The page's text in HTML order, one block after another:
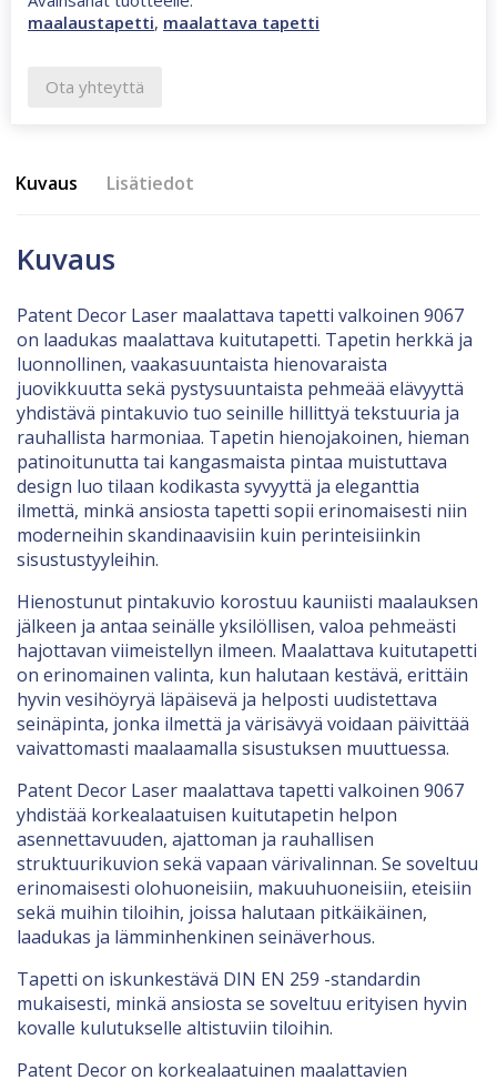
maalaustapetti, maalattava tapetti
Ota yhteyttä
Kuvaus Lisätiedot
Kuvaus
Patent Decor Laser maalattava tapetti valkoinen 9067
on laadukas maalattava kuitutapetti. Tapetin herkkä ja
luonnollinen, vaakasuuntaista hienovaraista
juovikkuutta sekä pystysuuntaista pehmeää elävyyttä
yhdistävä pintakuvio tuo seinille hillittyä tekstuuria ja
rauhallista harmoniaa. Tapetin hienojakoinen, hieman
patinoitunutta tai kangasmaista pintaa muistuttava
design luo tilaan kodikasta syvyyttä ja eleganttia
ilmettä, minkä ansiosta tapetti sopii erinomaisesti niin
moderneihin skandinaavisiin kuin perinteisiinkin
sisustustyyleihin.
Hienostunut pintakuvio korostuu kauniisti maalauksen
jälkeen ja antaa seinälle yksilöllisen, valoa pehmeästi
hajottavan viimeistellyn ilmeen. Maalattava kuitutapetti
on erinomainen valinta, kun halutaan kestävä, erittäin
hyvin vesihöyryä läpäisevä ja helposti uudistettava
seinäpinta, jonka ilmettä ja värisävyä voidaan päivittää
vaivattomasti maalaamalla sisustuksen muuttuessa.
Patent Decor Laser maalattava tapetti valkoinen 9067
yhdistää korkealaatuisen kuitutapetin helpon
asennettavuuden, ajattoman ja rauhallisen
struktuurikuvion sekä vapaan värivalinnan. Se soveltuu
erinomaisesti olohuoneisiin, makuuhuoneisiin, eteisiin
sekä muihin tiloihin, joissa halutaan pitkäikäinen,
laadukas ja lämminhenkinen seinäverhous.
Tapetti on iskunkestävä DIN EN 259 -standardin
mukaisesti, minkä ansiosta se soveltuu erityisen hyvin
kovalle kulutukselle altistuviin tiloihin.
Patent Decor on korkealaatuinen maalattavien